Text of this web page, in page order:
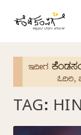
TAG: